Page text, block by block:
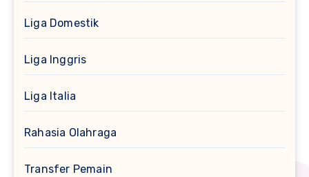
Liga Domestik
Liga Inggris
Liga Italia
Rahasia Olahraga
Transfer Pemain